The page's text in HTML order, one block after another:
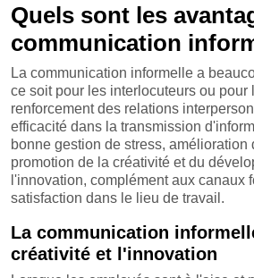
Quels sont les
communication
La communication informelle a
ce soit pour les interlocuteurs ou pour
renforcement des relations
efficacité dans la transmission
bonne gestion de stress, amélioration
promotion de la créativité et du
l'innovation, complément aux canaux
satisfaction dans le lieu de travail.
La communication
créativité et l'innovation